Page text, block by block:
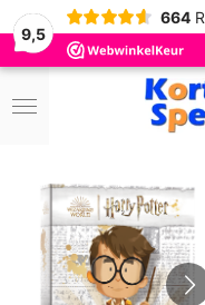
9,5
664